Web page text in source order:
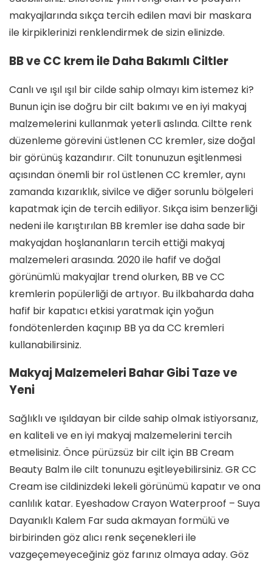
makyajlarında sıkça tercih edilen mavi bir maskara
ile kirpiklerinizi renklendirmek de sizin elinizde.
BB ve CC krem ile Daha Bakımlı Ciltler
Canlı ve ışıl ışıl bir cilde sahip olmayı kim istemez ki?
Bunun için ise doğru bir cilt bakımı ve en iyi makyaj
malzemelerini kullanmak yeterli aslında. Ciltte renk
düzenleme görevini üstlenen CC kremler, size doğal
bir görünüş kazandırır. Cilt tonunuzun eşitlenmesi
açısından önemli bir rol üstlenen CC kremler, aynı
zamanda kızarıklık, sivilce ve diğer sorunlu bölgeleri
kapatmak için de tercih ediliyor. Sıkça isim benzerliği
nedeni ile karıştırılan BB kremler ise daha sade bir
makyajdan hoşlananların tercih ettiği makyaj
malzemeleri arasında. 2020 ile hafif ve doğal
görünümlü makyajlar trend olurken, BB ve CC
kremlerin popülerliği de artıyor. Bu ilkbaharda daha
hafif bir kapatıcı etkisi yaratmak için yoğun
fondötenlerden kaçınıp BB ya da CC kremleri
kullanabilirsiniz.
Makyaj Malzemeleri Bahar Gibi Taze ve
Yeni
Sağlıklı ve ışıldayan bir cilde sahip olmak istiyorsanız,
en kaliteli ve en iyi makyaj malzemelerini tercih
etmelisiniz. Önce pürüzsüz bir cilt için BB Cream
Beauty Balm ile cilt tonunuzu eşitleyebilirsiniz. GR CC
Cream ise cildinizdeki lekeli görünümü kapatır ve ona
canlılık katar. Eyeshadow Crayon Waterproof – Suya
Dayanıklı Kalem Far suda akmayan formülü ve
birbirinden göz alıcı renk seçenekleri ile
vazgeçemeyeceğiniz göz farınız olmaya aday. Göz